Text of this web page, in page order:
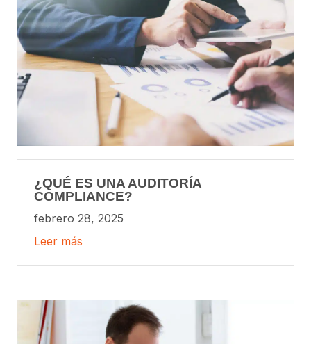
¿QUÉ ES UNA AUDITORÍA
COMPLIANCE?
febrero 28, 2025
Leer más